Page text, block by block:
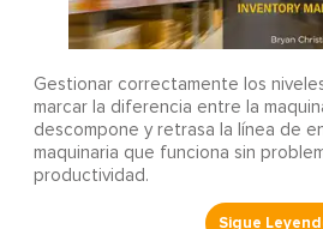
Gestionar correctamente los
marcar la diferencia entre la
descompone y retrasa la línea de
maquinaria que funciona sin
productividad.